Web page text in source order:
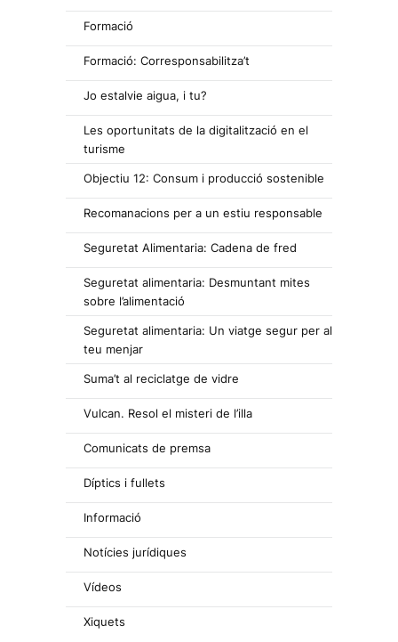
Formació
Formació: Corresponsabilitza’t
Jo estalvie aigua, i tu?
Les oportunitats de la digitalització en el
turisme
Objectiu 12: Consum i producció sostenible
Recomanacions per a un estiu responsable
Seguretat Alimentaria: Cadena de fred
Seguretat alimentaria: Desmuntant mites
sobre l’alimentació
Seguretat alimentaria: Un viatge segur per al
teu menjar
Suma’t al reciclatge de vidre
Vulcan. Resol el misteri de l’illa
Comunicats de premsa
Díptics i fullets
Informació
Notícies jurídiques
Vídeos
Xiquets